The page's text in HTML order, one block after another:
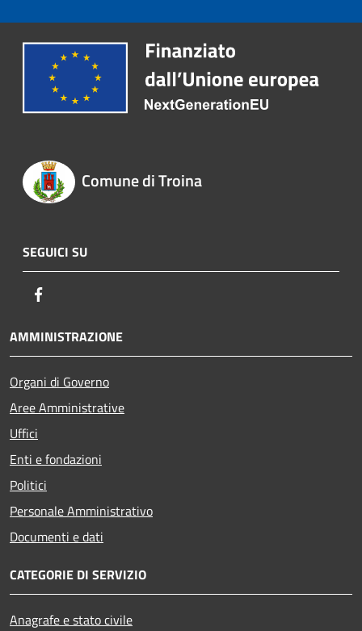
Comune di Troina
SEGUICI SU
AMMINISTRAZIONE
Organi di Governo
Aree Amministrative
Uffici
Enti e fondazioni
Politici
Personale Amministrativo
Documenti e dati
CATEGORIE DI SERVIZIO
Anagrafe e stato civile